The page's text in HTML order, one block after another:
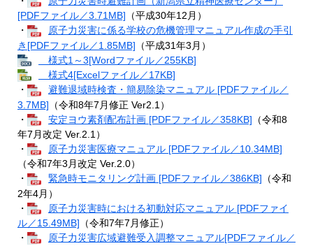
[PDFファイル／3.71MB] （平成30年12月）
・
原子力災害に係る学校の危機管理マニュアル作成の手引
き[PDFファイル／1.85MB] （平成31年3月）
様式1～3[Wordファイル／255KB]
様式4[Excelファイル／17KB]
・
避難退域時検査・簡易除染マニュアル [PDFファイル／
3.7MB] （令和8年7月修正 Ver2.1）
・
安定ヨウ素剤配布計画 [PDFファイル／358KB] （令和8
年7月改定 Ver.2.1）
・
原子力災害医療マニュアル [PDFファイル／10.34MB]
（令和7年3月改定 Ver.2.0）
・
緊急時モニタリング計画 [PDFファイル／386KB] （令和
2年4月）
・
原子力災害時における初動対応マニュアル [PDFファイ
ル／15.49MB] （令和7年7月修正）
・
原子力災害広域避難受入調整マニュアル[PDFファイル／